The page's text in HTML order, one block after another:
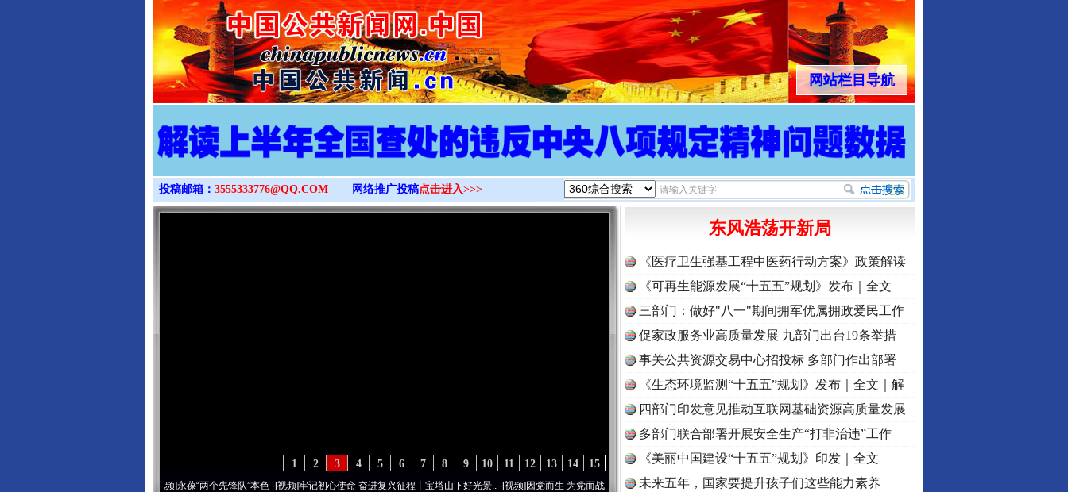
>
网站栏目导航
投稿邮箱： 3555333776@QQ.COM 网络推广投稿点击进入>>>
15
14
13
12
11
10
9
8
7
6
5
4
3
2
1
永葆“两个先锋队”本色·[视频]牢记初心使命 奋进复兴征程丨宝塔山下好光景..·[视频]因党而生 为党而战——百年“纪”事⑧加强纪律..·[视频] 牢记初心使命 奋进复兴征程丨“转折之城”激荡..
东风浩荡开新局
《医疗卫生强基工程中医药行动方案》政策解读
《可再生能源发展“十五五”规划》发布｜全文
三部门：做好"八一"期间拥军优属拥政爱民工作
促家政服务业高质量发展 九部门出台19条举措
事关公共资源交易中心招投标 多部门作出部署
《生态环境监测“十五五”规划》发布｜全文｜解
读
四部门印发意见推动互联网基础资源高质量发展
多部门联合部署开展安全生产“打非治违”工作
《美丽中国建设“十五五”规划》印发｜全文
未来五年，国家要提升孩子们这些能力素养